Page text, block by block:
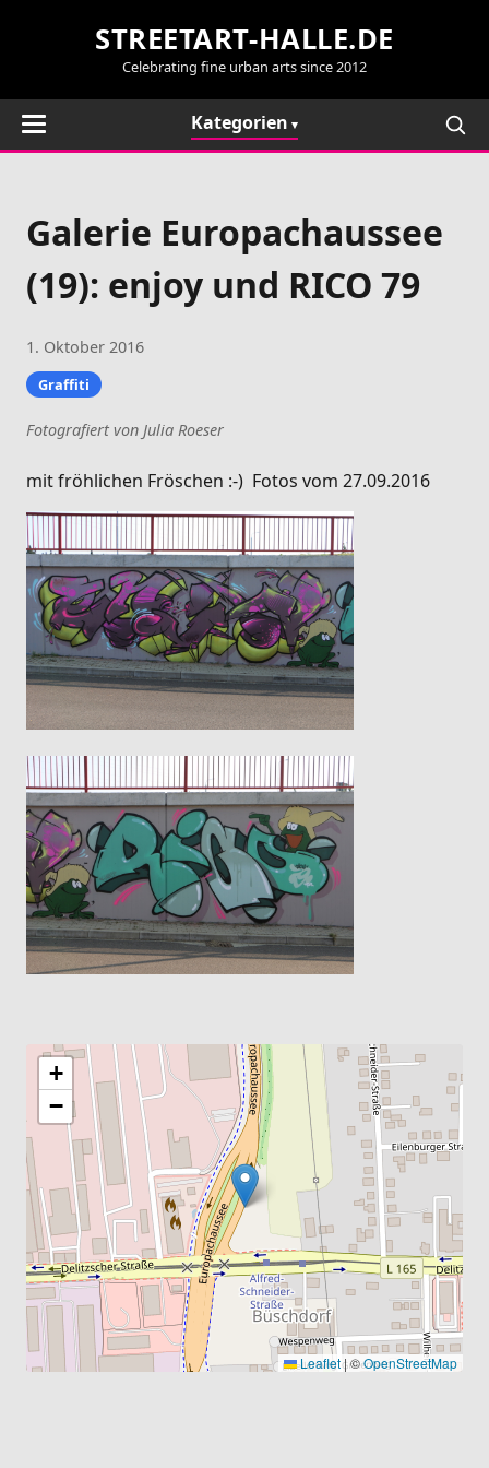
STREETART-HALLE.DE
Celebrating fine urban arts since 2012
Kategorien
Galerie Europachaussee
(19): enjoy und RICO 79
1. Oktober 2016
Graffiti
Fotografiert von Julia Roeser
mit fröhlichen Fröschen :-) Fotos vom 27.09.2016
+
−
Leaflet|©OpenStreetMap